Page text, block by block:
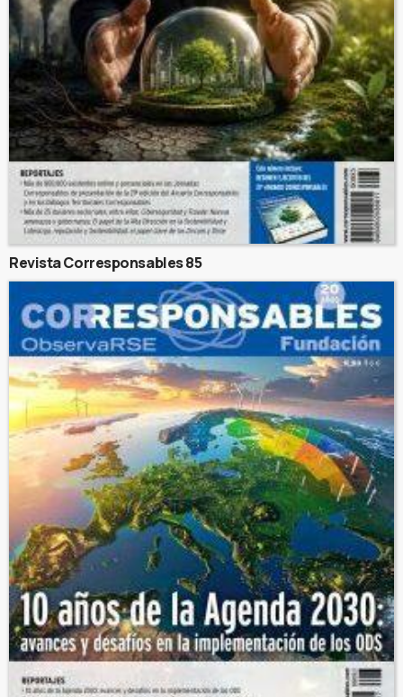
Revista Corresponsables 85